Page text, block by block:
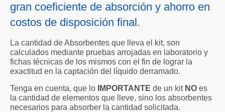
gran coeficiente de absorción y ahorro en
costos de disposición final.
La cantidad de Absorbentes que lleva el kit, son
calculados mediante pruebas arrojadas en laboratorio y
fichas técnicas de los mismos con el fin de lograr la
exactitud en la captación del líquido derramado.
Tenga en cuenta, que lo
IMPORTANTE de un kit NO es
la cantidad de elementos que lleve, sino los absorbentes
necesarios para absorber la cantidad solicitada.